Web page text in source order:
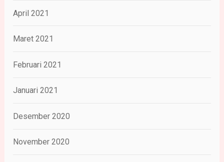
April 2021
Maret 2021
Februari 2021
Januari 2021
Desember 2020
November 2020